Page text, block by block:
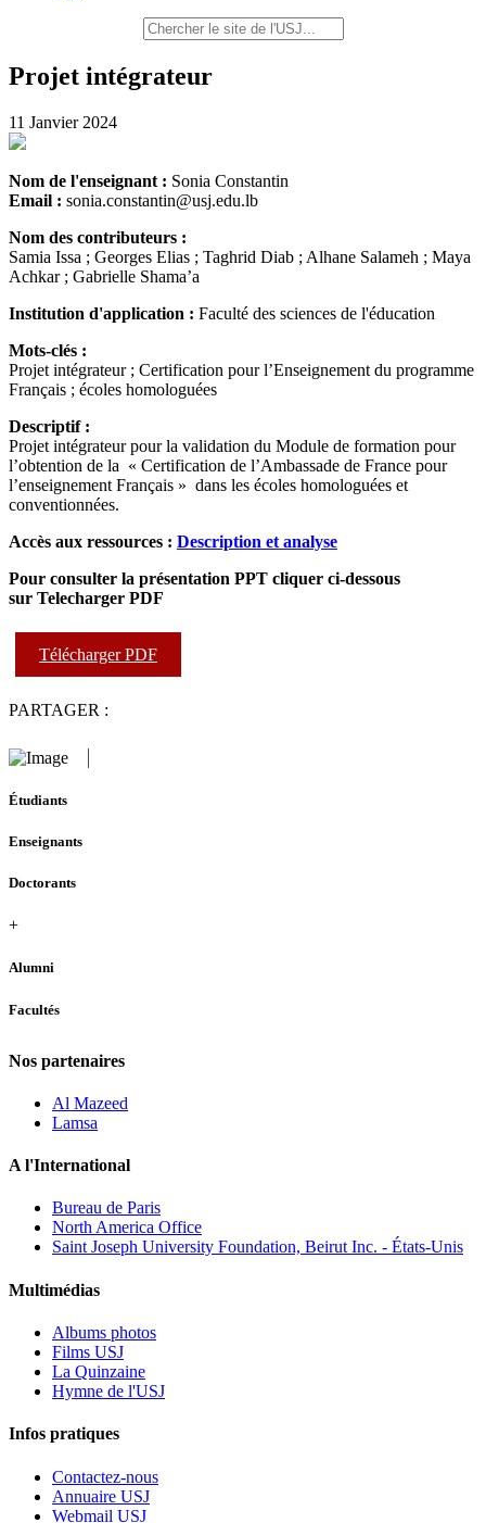
Projet intégrateur
11 Janvier 2024
Nom de l'enseignant : Sonia Constantin
Email : sonia.constantin@usj.edu.lb
Nom des contributeurs :
Samia Issa ; Georges Elias ; Taghrid Diab ; Alhane Salameh ; Maya
Achkar ; Gabrielle Shama’a
Institution d'application : Faculté des sciences de l'éducation
Mots-clés :
Projet intégrateur ; Certification pour l’Enseignement du programme
Français ; écoles homologuées
Descriptif :
Projet intégrateur pour la validation du Module de formation pour
l’obtention de la « Certification de l’Ambassade de France pour
l’enseignement Français » dans les écoles homologuées et
conventionnées.
Accès aux ressources : Description et analyse
Pour consulter la présentation PPT cliquer ci-dessous
sur Telecharger PDF
Télécharger PDF
PARTAGER :
Étudiants
Enseignants
Doctorants
+
Alumni
Facultés
Nos partenaires
Al Mazeed
Lamsa
A l'International
Bureau de Paris
North America Office
Saint Joseph University Foundation, Beirut Inc. - États-Unis
Multimédias
Albums photos
Films USJ
La Quinzaine
Hymne de l'USJ
Infos pratiques
Contactez-nous
Annuaire USJ
Webmail USJ